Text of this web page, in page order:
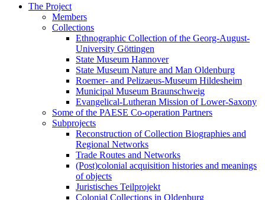
The Project
Members
Collections
Ethnographic Collection of the Georg-August-
University Göttingen
State Museum Hannover
State Museum Nature and Man Oldenburg
Roemer- and Pelizaeus-Museum Hildesheim
Municipal Museum Braunschweig
Evangelical-Lutheran Mission of Lower-Saxony
Some of the PAESE Co-operation Partners
Subprojects
Reconstruction of Collection Biographies and
Regional Networks
Trade Routes and Networks
(Post)colonial acquisition histories and meanings
of objects
Juristisches Teilprojekt
Colonial Collections in Oldenburg